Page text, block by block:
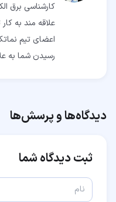
کارشناسی برق
علاقه مند به
اعضای تیم
رسیدن شما به
دیدگاه‌ها و پرسش‌ها
ثبت دیدگاه شما